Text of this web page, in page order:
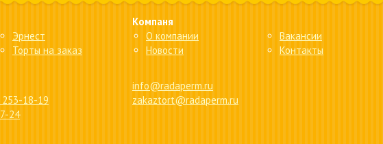
Эрнест
Торты на заказ
Компаня
О компании
Новости
Вакансии
Контакты
253-18-19
24
info@radaperm.ru
zakaztort@radaperm.ru